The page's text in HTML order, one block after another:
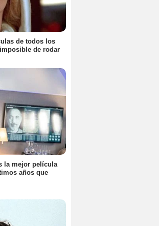
de todos los
de rodar
la mejor película
años que